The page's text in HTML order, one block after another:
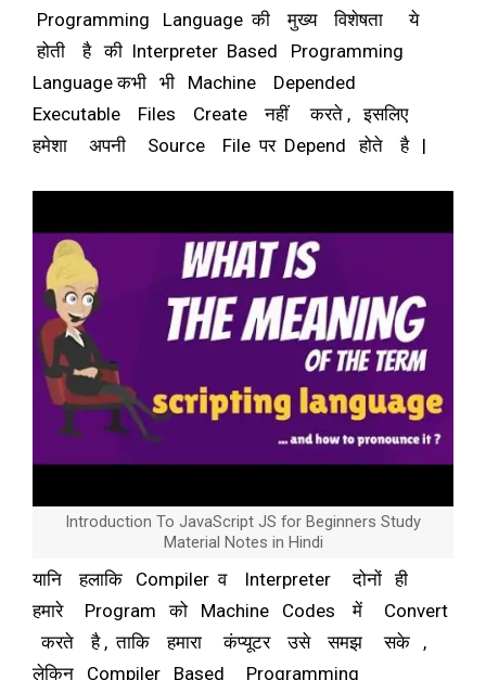
Programming Language की मुख्य विशेषता ये
होती है की Interpreter Based Programming
Language कभी भी Machine Depended
Executable Files Create नहीं करते , इसलिए
हमेशा अपनी Source File पर Depend होते है |
Introduction To JavaScript JS for Beginners Study
Material Notes in Hindi
यानि हलाकि Compiler व Interpreter दोनों ही
हमारे Program को Machine Codes में Convert
करते है , ताकि हमारा कंप्यूटर उसे समझ सके ,
लेकिन Compiler Based Programming